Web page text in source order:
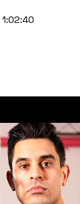
1:02:40